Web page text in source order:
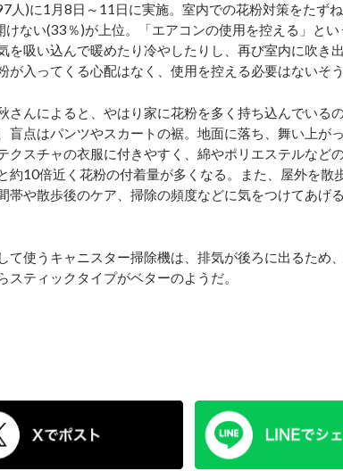
)に1月8日～11日に実施。室内での花粉対策をたず
ない(33％)が上位。「エアコンの使用を控える」とい
を吸い込んで暖めたり冷やしたりし、再び室内に吹き
入ってくる心配はなく、使用を控える必要はないそう
んによると、やはり家に花粉を多く持ち込んでいる
点はパンツやスカートの裾。地面に落ち、舞い上が
スチャの衣服に付きやすく、綿やポリエステルなど
約10倍近く花粉の付着量が多くなる。また、屋外を散
や散歩後のケア、掃除の頻度などに気をつけてあげ
使うキャニスター掃除機は、排気が後ろに出るため
ティックタイプがベターのようだ。